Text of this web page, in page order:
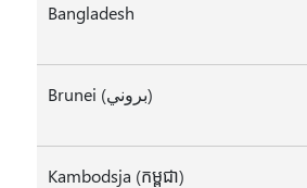
Bangladesh
Brunei (بروني)
Kambodsja (កម្ពុជា)